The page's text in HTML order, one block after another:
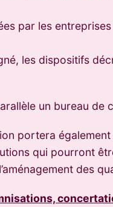
par les
les dispositifs
un bureau
portera
qui pourront
des